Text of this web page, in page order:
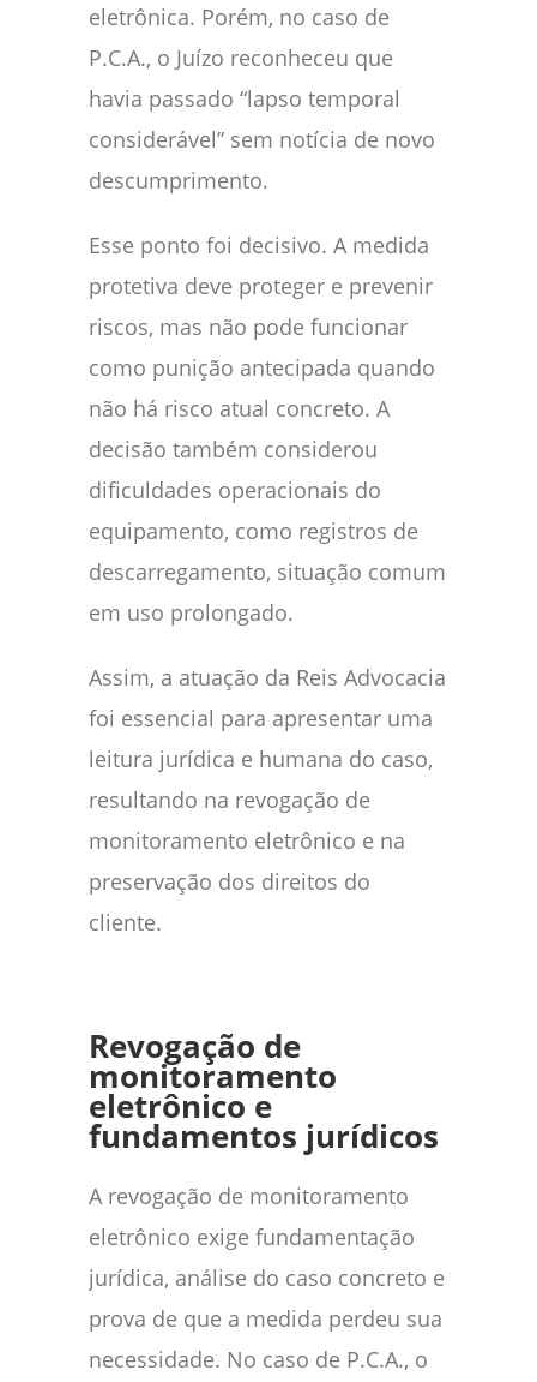
eletrônica. Porém, no caso de
P.C.A., o Juízo reconheceu que
havia passado “lapso temporal
considerável” sem notícia de novo
descumprimento.
Esse ponto foi decisivo. A medida
protetiva deve proteger e prevenir
riscos, mas não pode funcionar
como punição antecipada quando
não há risco atual concreto. A
decisão também considerou
dificuldades operacionais do
equipamento, como registros de
descarregamento, situação comum
em uso prolongado.
Assim, a atuação da Reis Advocacia
foi essencial para apresentar uma
leitura jurídica e humana do caso,
resultando na revogação de
monitoramento eletrônico e na
preservação dos direitos do
cliente.
Revogação de
monitoramento
eletrônico e
fundamentos jurídicos
A revogação de monitoramento
eletrônico exige fundamentação
jurídica, análise do caso concreto e
prova de que a medida perdeu sua
necessidade. No caso de P.C.A., o